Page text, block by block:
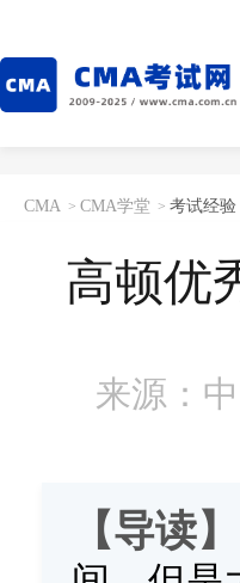
CMA > CMA学堂 > 考试经验
高顿优
来源：
【导读】